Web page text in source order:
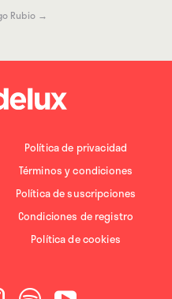
Rubio →
Política de privacidad
Términos y condiciones
Política de suscripciones
Condiciones de registro
Política de cookies